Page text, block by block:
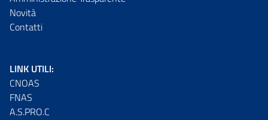
Novità
Contatti
LINK UTILI:
CNOAS
FNAS
A.S.PRO.C